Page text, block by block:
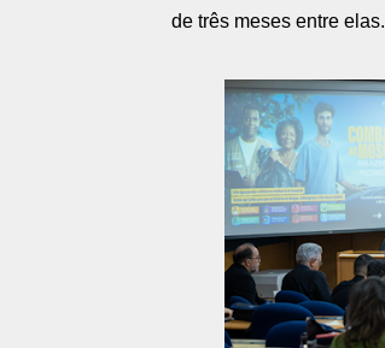
de três meses entre elas.